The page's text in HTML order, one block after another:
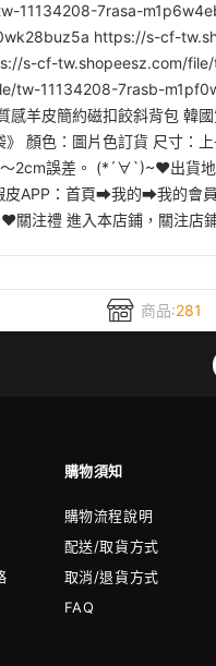
11134208-7rasa-
https://s-cf-
s-cf-tw.shopeesz.com/
tw-11134208-7rasb-
羊皮簡約磁扣餃斜背包 韓國
顏色：圖片色訂貨 尺寸：
2cm誤差。 (*´∀`)~♥出貨
APP：首頁➡我的➡我的會員
注禮 進入本店鋪，關注店
商品:281
購物須知
購物流程說明
配送/取貨方式
取消/退貨方式
FAQ